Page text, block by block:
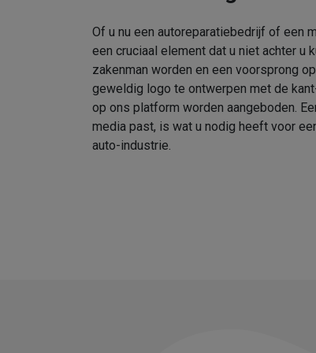
Of u nu een autoreparatiebedrijf of een
een cruciaal element dat u niet achter u
zakenman worden en een voorsprong
geweldig logo te ontwerpen met de
op ons platform worden aangeboden.
media past, is wat u nodig heeft voor
auto-industrie.